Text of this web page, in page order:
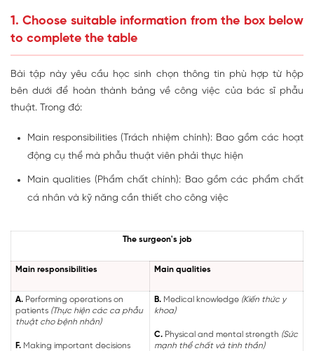
1. Choose suitable information from the box below
to complete the table
Bài tập này yêu cầu học sinh chọn thông tin phù hợp từ hộp
bên dưới để hoàn thành bảng về công việc của bác sĩ phẫu
thuật. Trong đó:
Main responsibilities (Trách nhiệm chính): Bao gồm các hoạt
động cụ thể mà phẫu thuật viên phải thực hiện
Main qualities (Phẩm chất chính): Bao gồm các phẩm chất
cá nhân và kỹ năng cần thiết cho công việc
The surgeon's job
Main responsibilities Main qualities
A. Performing operations on
patients (Thực hiện các ca phẫu
thuật cho bệnh nhân)
F. Making important decisions
B. Medical knowledge (Kiến thức y
khoa)
C. Physical and mental strength (Sức
mạnh thể chất và tinh thần)